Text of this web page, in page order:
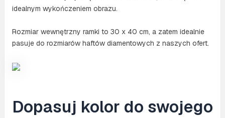
idealnym wykończeniem obrazu.
Rozmiar wewnętrzny ramki to 30 x 40 cm, a zatem idealnie
pasuje do rozmiarów haftów diamentowych z naszych ofert.
Dopasuj kolor do swojego